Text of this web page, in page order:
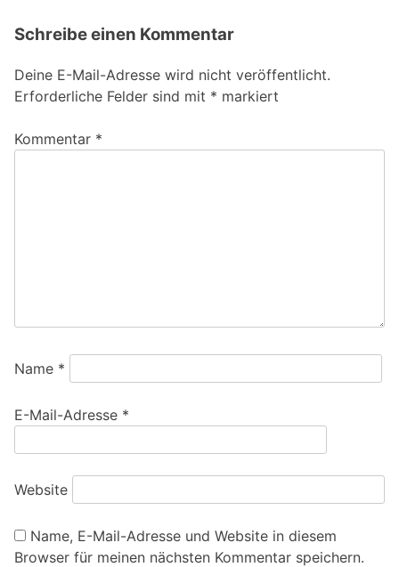
Schreibe einen Kommentar
Deine E-Mail-Adresse wird nicht veröffentlicht.
Erforderliche Felder sind mit * markiert
Kommentar *
Name *
E-Mail-Adresse *
Website
Name, E-Mail-Adresse und Website in diesem
Browser für meinen nächsten Kommentar speichern.